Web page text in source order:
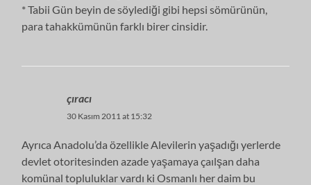
* Tabii Gün beyin de söylediği gibi hepsi sömürünün,
para tahakkümünün farklı birer cinsidir.
çıracı
30 Kasım 2011 at 15:32
Ayrıca Anadolu’da özellikle Alevilerin yaşadığı yerlerde
devlet otoritesinden azade yaşamaya çaılşan daha
komünal topluluklar vardı ki Osmanlı her daim bu